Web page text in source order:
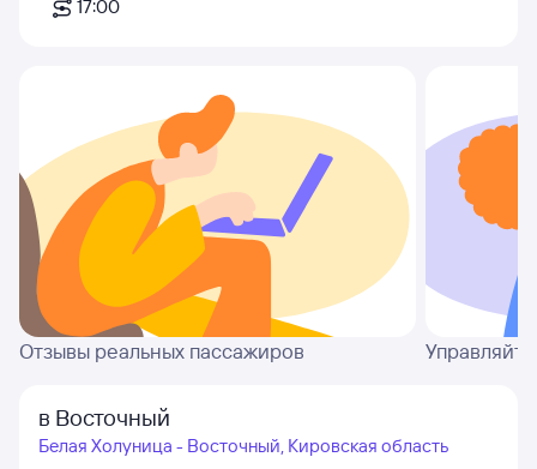
17:00
Отзывы реальных пассажиров
в Восточный
Белая Холуница - Восточный, Кировская область